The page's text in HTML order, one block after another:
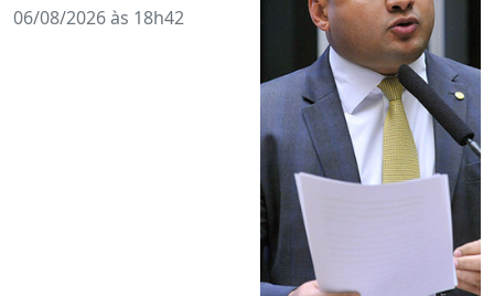
06/08/2026 às 18h42